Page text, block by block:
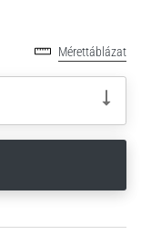
Mérettáblázat